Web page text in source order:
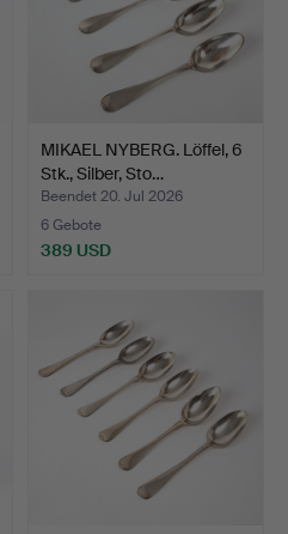
MIKAEL NYBERG. Löffel, 6
Stk., Silber, Sto…
Beendet 20. Jul 2026
6 Gebote
389 USD